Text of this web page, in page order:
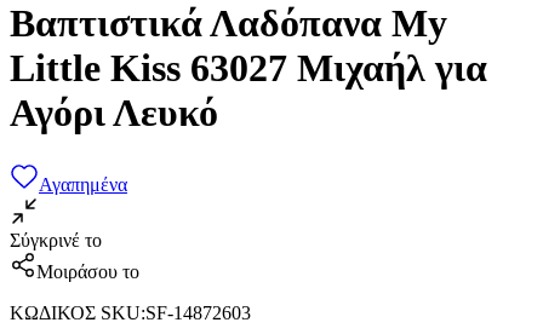
Βαπτιστικά Λαδόπανα My
Little Kiss 63027 Μιχαήλ για
Αγόρι Λευκό
Αγαπημένα
Σύγκρινέ το
Μοιράσου το
ΚΩΔΙΚΟΣ SKU:SF-14872603